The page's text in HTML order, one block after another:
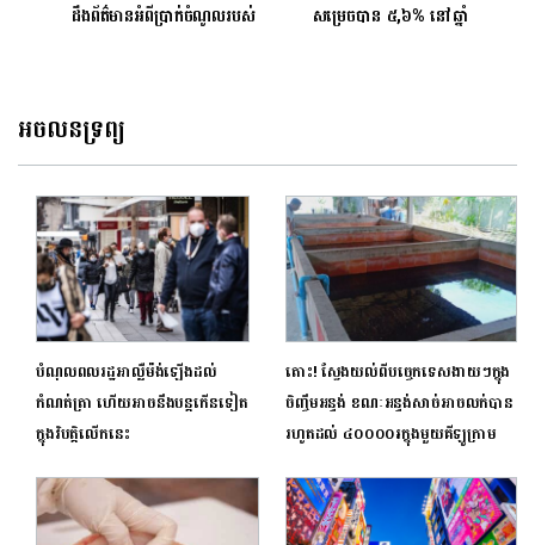
ដឹងព័ត៌មានអំពីប្រាក់ចំណូលរបស់
សម្រេចបាន ៥,៦% នៅឆ្នាំ
អចលនទ្រព្យ
បំណុលពលរដ្ឋអាល្លឺម៉ង់ឡើងដល់
កំណត់ត្រា ហើយអាចនឹងបន្តកើនទៀត
ក្នុងវិបត្តិលើកនេះ
តោះ! ស្វែងយល់ពីបច្ចេកទេសងាយៗក្នុង
ចិញ្ចឹមអន្ទង់ ខណៈអន្ទង់សាច់អាចលក់បាន
រហូតដល់ ៤០០០០៛ក្នុងមួយគីឡូក្រាម